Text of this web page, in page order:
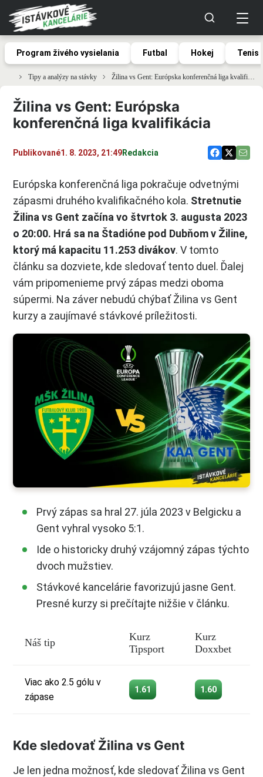
Program živého vysielania Futbal Hokej Tenis
Tipy a analýzy na stávky Žilina vs Gent: Európska konferenčná liga kvalifikácia
Žilina vs Gent: Európska
konferenčná liga kvalifikácia
Publikované1. 8. 2023, 21:49Redakcia
Európska konferenčná liga pokračuje odvetnými
zápasmi druhého kvalifikačného kola. Stretnutie
Žilina vs Gent začína vo štvrtok 3. augusta 2023
o 20:00. Hrá sa na Štadióne pod Dubňom v Žiline,
ktorý má kapacitu 11.253 divákov. V tomto
článku sa dozviete, kde sledovať tento duel. Ďalej
vám pripomenieme prvý zápas medzi oboma
súpermi. Na záver nebudú chýbať Žilina vs Gent
kurzy a zaujímavé stávkové príležitosti.
Prvý zápas sa hral 27. júla 2023 v Belgicku a
Gent vyhral vysoko 5:1.
Ide o historicky druhý vzájomný zápas týchto
dvoch mužstiev.
Stávkové kancelárie favorizujú jasne Gent.
Presné kurzy si prečítajte nižšie v článku.
Náš tip
Kurz
Tipsport
Kurz
Doxxbet
Viac ako 2.5 gólu v
zápase
1.61 1.60
Kde sledovať Žilina vs Gent
Je len jedna možnosť, kde sledovať Žilina vs Gent